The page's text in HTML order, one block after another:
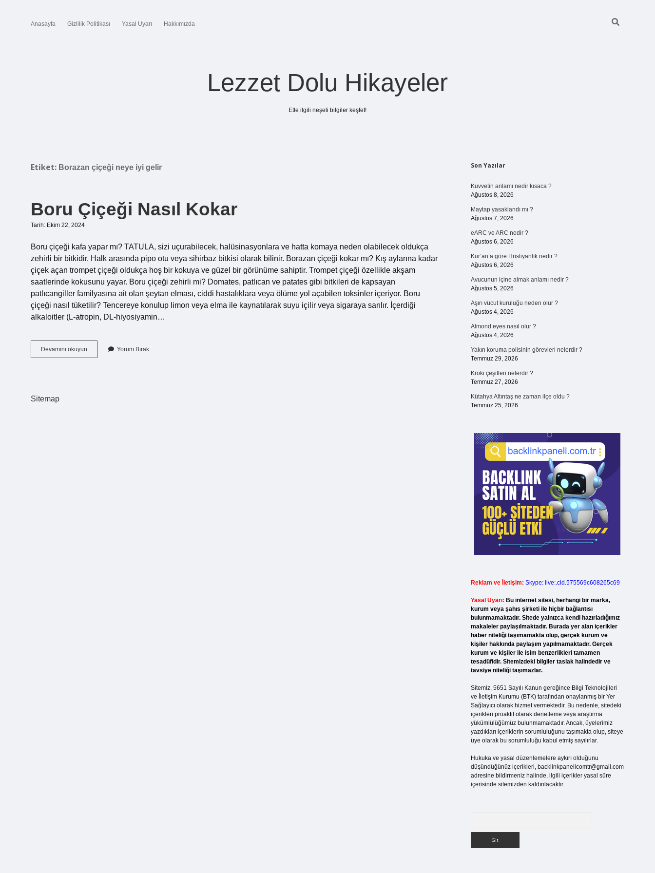
Anasayfa Gizlilik Politikası Yasal Uyarı Hakkımızda
Lezzet Dolu Hikayeler
Etle ilgili neşeli bilgiler keşfet!
Etiket: Borazan çiçeği neye iyi gelir
Boru Çiçeği Nasıl Kokar
Tarih: Ekim 22, 2024
Boru çiçeği kafa yapar mı? TATULA, sizi uçurabilecek, halüsinasyonlara ve hatta komaya neden olabilecek oldukça
zehirli bir bitkidir. Halk arasında pipo otu veya sihirbaz bitkisi olarak bilinir. Borazan çiçeği kokar mı? Kış aylarına kadar
çiçek açan trompet çiçeği oldukça hoş bir kokuya ve güzel bir görünüme sahiptir. Trompet çiçeği özellikle akşam
saatlerinde kokusunu yayar. Boru çiçeği zehirli mi? Domates, patlıcan ve patates gibi bitkileri de kapsayan
patlıcangiller familyasına ait olan şeytan elması, ciddi hastalıklara veya ölüme yol açabilen toksinler içeriyor. Boru
çiçeği nasıl tüketilir? Tencereye konulup limon veya elma ile kaynatılarak suyu içilir veya sigaraya sarılır. İçerdiği
alkaloitler (L-atropin, DL-hiyosiyamin…
Devamını okuyun
Çiçeği
Yorum Bırak
Sitemap
Sidebar
Son Yazılar
Kuvvetin anlamı nedir kısaca ?
Ağustos 8, 2026
Maytap yasaklandı mı ?
Ağustos 7, 2026
eARC ve ARC nedir ?
Ağustos 6, 2026
Kur’an’a göre Hristiyanlık nedir ?
Ağustos 6, 2026
Avucunun içine almak anlamı nedir ?
Ağustos 5, 2026
Aşırı vücut kuruluğu neden olur ?
Ağustos 4, 2026
Almond eyes nasıl olur ?
Ağustos 4, 2026
Yakın koruma polisinin görevleri nelerdir ?
Temmuz 29, 2026
Kroki çeşitleri nelerdir ?
Temmuz 27, 2026
Kütahya Altıntaş ne zaman ilçe oldu ?
Temmuz 25, 2026
Reklam ve İletişim: Skype: live:.cid.575569c608265c69
Yasal Uyarı: Bu internet sitesi, herhangi bir marka,
kurum veya şahıs şirketi ile hiçbir bağlantısı
bulunmamaktadır. Sitede yalnızca kendi hazırladığımız
makaleler paylaşılmaktadır. Burada yer alan içerikler
haber niteliği taşımamakta olup, gerçek kurum ve
kişiler hakkında paylaşım yapılmamaktadır. Gerçek
kurum ve kişiler ile isim benzerlikleri tamamen
tesadüfidir. Sitemizdeki bilgiler taslak halindedir ve
tavsiye niteliği taşımazlar.
Sitemiz, 5651 Sayılı Kanun gereğince Bilgi Teknolojileri
ve İletişim Kurumu (BTK) tarafından onaylanmış bir Yer
Sağlayıcı olarak hizmet vermektedir. Bu nedenle, sitedeki
içerikleri proaktif olarak denetleme veya araştırma
yükümlülüğümüz bulunmamaktadır. Ancak, üyelerimiz
yazdıkları içeriklerin sorumluluğunu taşımakta olup, siteye
üye olarak bu sorumluluğu kabul etmiş sayılırlar.
Hukuka ve yasal düzenlemelere aykırı olduğunu
düşündüğünüz içerikleri, backlinkpanelicomtr@gmail.com
adresine bildirmeniz halinde, ilgili içerikler yasal süre
içerisinde sitemizden kaldırılacaktır.